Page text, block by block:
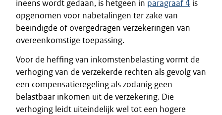
ineens wordt gedaan, is hetgeen in paragraaf 4 is
opgenomen voor nabetalingen ter zake van
beëindigde of overgedragen verzekeringen van
overeenkomstige toepassing.
Voor de heffing van inkomstenbelasting vormt de
verhoging van de verzekerde rechten als gevolg van
een compensatieregeling als zodanig geen
belastbaar inkomen uit de verzekering. Die
verhoging leidt uiteindelijk wel tot een hogere